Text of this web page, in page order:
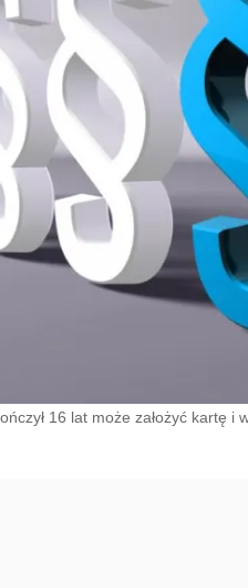
16 lat może założyć kartę i